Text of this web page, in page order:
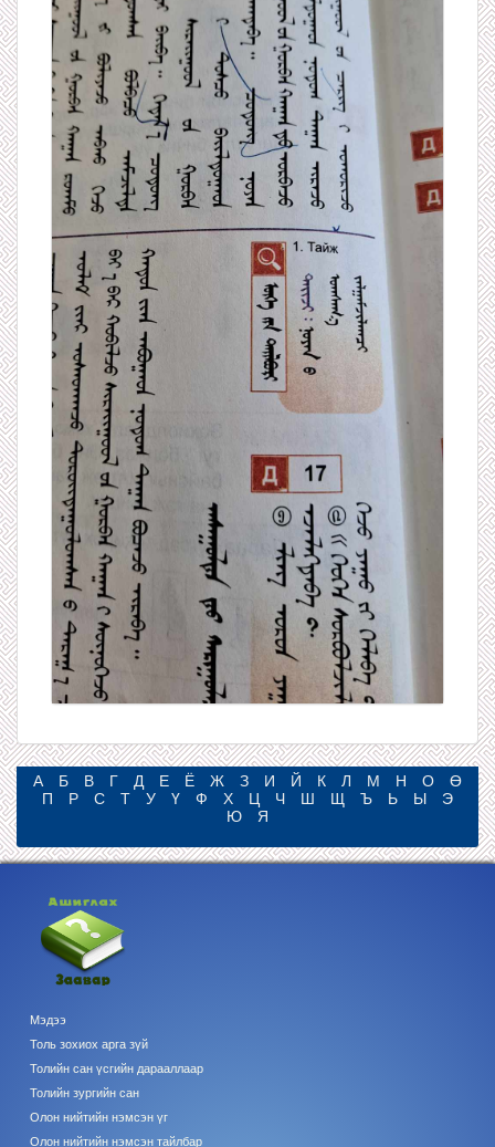
А Б В Г Д Е Ё Ж З И Й К Л М Н О
Ө
П
Р С Т У Ү Ф Х Ц Ч Ш Щ Ъ Ь Ы
Э
Ю
Я
Мэдээ
Толь зохиох арга зүй
Толийн сан үсгийн дарааллаар
Толийн зургийн сан
Олон нийтийн нэмсэн үг
Олон нийтийн нэмсэн тайлбар